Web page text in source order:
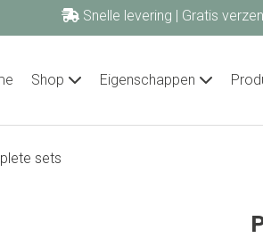
Snelle levering | Gratis
Shop Eigenschappen
sets